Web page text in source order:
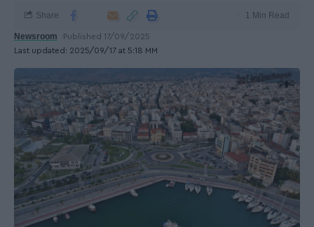
Last updated: 2025/09/17 at 5:18 ΜΜ
Newsroom Published 17/09/2025
Share 1 Min Read